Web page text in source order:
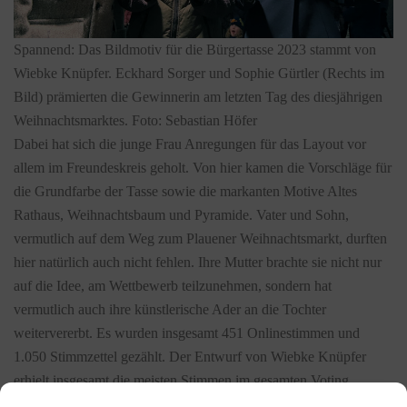
Spannend: Das Bildmotiv für die Bürgertasse 2023 stammt von
Wiebke Knüpfer. Eckhard Sorger und Sophie Gürtler (Rechts im
Bild) prämierten die Gewinnerin am letzten Tag des diesjährigen
Weihnachtsmarktes. Foto: Sebastian Höfer
Dabei hat sich die junge Frau Anregungen für das Layout vor
allem im Freundeskreis geholt. Von hier kamen die Vorschläge für
die Grundfarbe der Tasse sowie die markanten Motive Altes
Rathaus, Weihnachtsbaum und Pyramide. Vater und Sohn,
vermutlich auf dem Weg zum Plauener Weihnachtsmarkt, durften
hier natürlich auch nicht fehlen. Ihre Mutter brachte sie nicht nur
auf die Idee, am Wettbewerb teilzunehmen, sondern hat
vermutlich auch ihre künstlerische Ader an die Tochter
weitervererbt. Es wurden insgesamt 451 Onlinestimmen und
1.050 Stimmzettel gezählt. Der Entwurf von Wiebke Knüpfer
erhielt insgesamt die meisten Stimmen im gesamten Voting.